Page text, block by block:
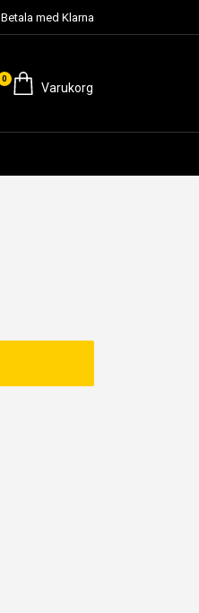
Betala med Klarna
0
Varukorg